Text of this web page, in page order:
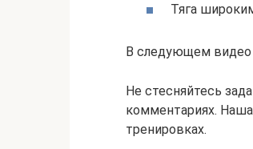
Тяга
В следующем видео
Не стесняйтесь
комментариях.
тренировках.